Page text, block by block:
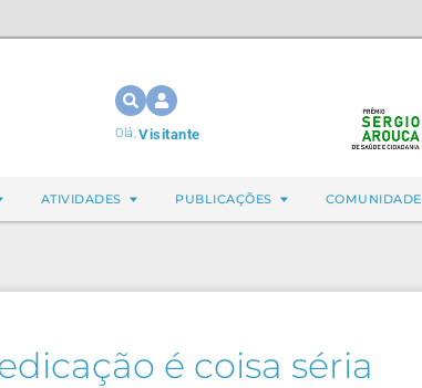
Olá,Visitante
ATIVIDADES PUBLICAÇÕES
é coisa séria